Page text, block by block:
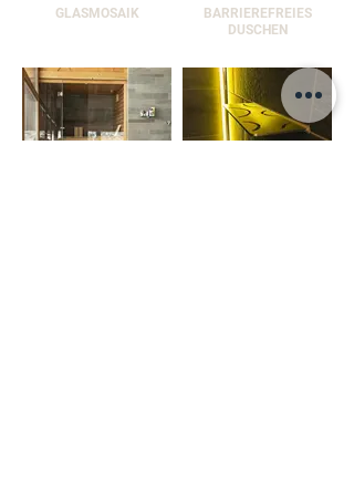
GLASMOSAIK
BARRIEREFREIES
DUSCHEN